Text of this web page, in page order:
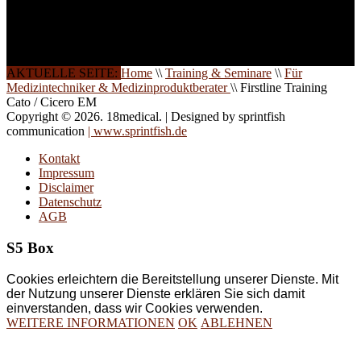
AKTUELLE SEITE: Home \\ Training & Seminare \\ Für
Medizintechniker & Medizinproduktberater\\ Firstline Training
Cato / Cicero EM
Copyright © 2026. 18medical. | Designed by sprintfish
communication | www.sprintfish.de
Kontakt
Impressum
Disclaimer
Datenschutz
AGB
S5 Box
Cookies erleichtern die Bereitstellung unserer Dienste. Mit
der Nutzung unserer Dienste erklären Sie sich damit
einverstanden, dass wir Cookies verwenden.
WEITERE INFORMATIONEN OK ABLEHNEN